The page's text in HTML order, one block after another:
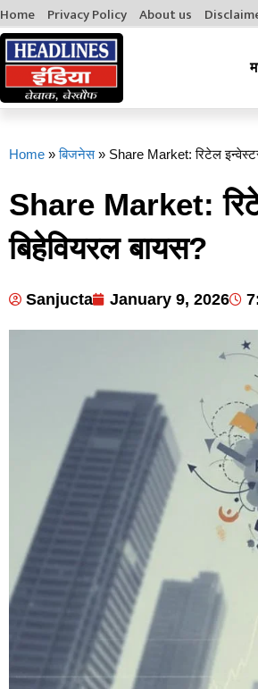
Home Privacy Policy About us
Home » बिजनेस » Share Market: रिटेल
Share Market:
बिहेवियरल बायस?
Sanjucta January 9, 2026